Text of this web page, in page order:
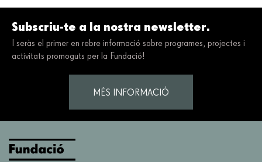
Subscriu-te a la nostra newsletter.
I seràs el primer en rebre informació sobre programes, projectes i
activitats promoguts per la Fundació!
MÉS INFORMACIÓ